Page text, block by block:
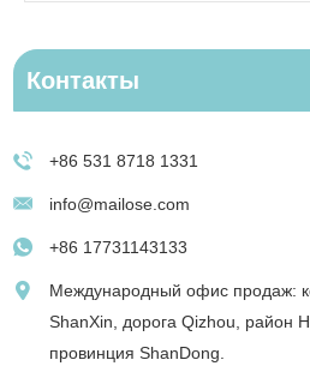
Контакты
+86 531 8718 1331
info@mailose.com
+86 17731143133
Международный офис продаж:
ShanXin, дорога Qizhou, район
провинция ShanDong.